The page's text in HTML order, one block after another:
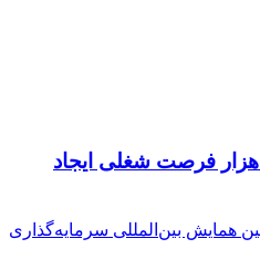
تعاونی‌های همدان ۱۹ هزار فرصت شغلی ایجاد